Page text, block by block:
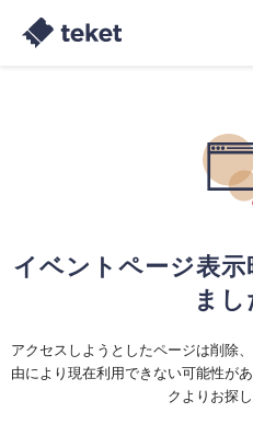
イベントページ表
まし
アクセスしようとしたページは削除
由により現在利用できない可能性が
クよりお探し